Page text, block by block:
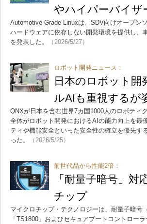
やハイパーバイザ
Automotive Grade Linuxは、SDV向けオープン
ハードウェアに依存しない開発環境を提供し、
を発表した。
（2026/5/27）
ロボット開発ニュース：
日本のロボット開
ルAIも重視するが
QNXが日本を含む世界7カ国1000人のロボティ
全体がロボット開発におけるAIの能力向上を最
ティや機能安全といった安全性の確立を優先
った。
（2026/5/25）
前世代品から性能2倍：
「耐量子暗号」
チップ
マイクロチップ・テクノロジーは、耐量子暗
「TS1800」およびセキュアブートコントロー